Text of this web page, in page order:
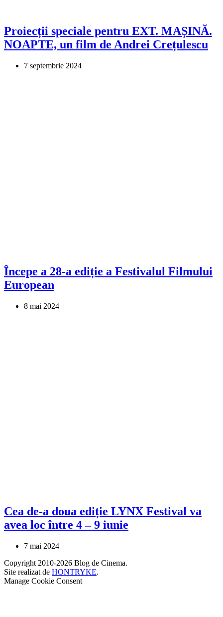
Proiecții speciale pentru EXT. MAȘINĂ.
NOAPTE, un film de Andrei Crețulescu
7 septembrie 2024
Începe a 28-a ediție a Festivalul Filmului
European
8 mai 2024
Cea de-a doua ediție LYNX Festival va
avea loc între 4 – 9 iunie
7 mai 2024
Copyright 2010-2026 Blog de Cinema.
Site realizat de HONTRYKE.
Manage Cookie Consent